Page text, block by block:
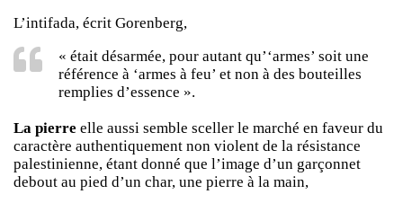
L’intifada, écrit Gorenberg,
« était désarmée, pour autant qu’‘armes’ soit une
référence à ‘armes à feu’ et non à des bouteilles
remplies d’essence ».
La pierre elle aussi semble sceller le marché en faveur du
caractère authentiquement non violent de la résistance
palestinienne, étant donné que l’image d’un garçonnet
debout au pied d’un char, une pierre à la main,